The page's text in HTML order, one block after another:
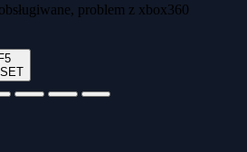
problem z xbox360
F5